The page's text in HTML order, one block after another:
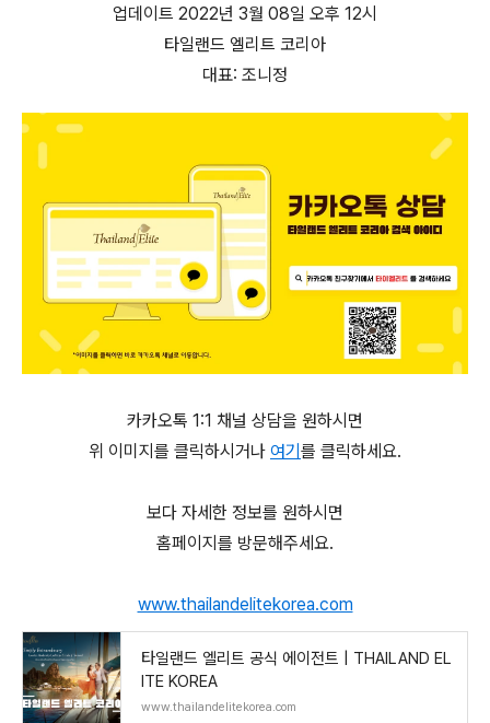
업데이트 2022년 3월 08일 오후 12시
타일랜드 엘리트 코리아
대표: 조니정
카카오톡 1:1 채널 상담을 원하시면
위 이미지를 클릭하시거나 여기를 클릭하세요.
보다 자세한 정보를 원하시면
홈페이지를 방문해주세요.
www.thailandelitekorea.com
타일랜드 엘리트 공식 에이전트 | THAILAND EL
ITE KOREA
www.thailandelitekorea.com